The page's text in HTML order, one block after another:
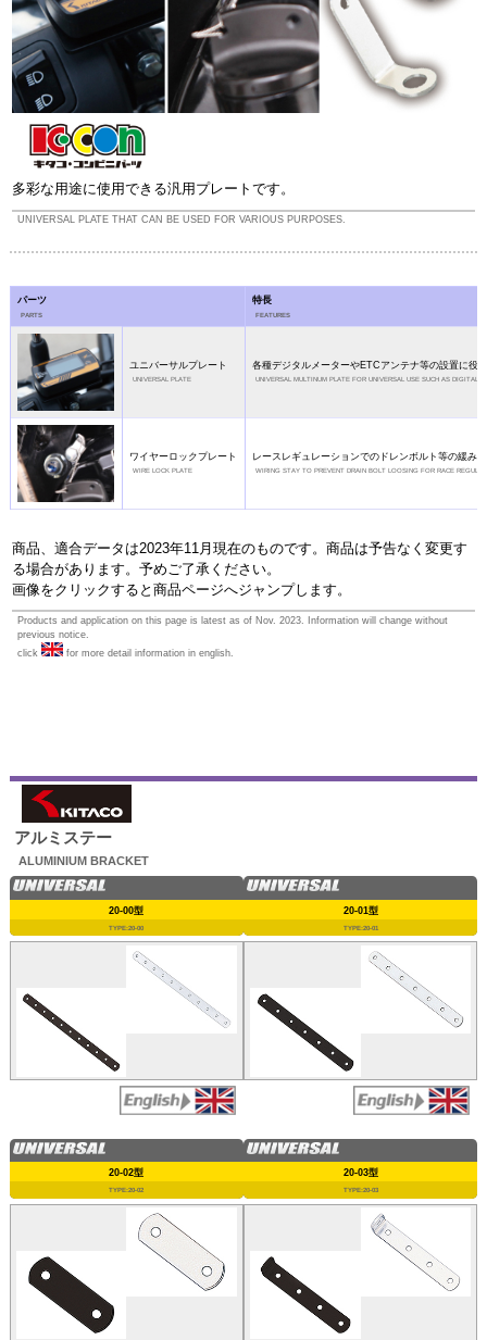
多彩な用途に使用できる汎用プレートです。
UNIVERSAL PLATE THAT CAN BE USED FOR VARIOUS PURPOSES.
パーツ
PARTS
特長
FEATURES
ユニバーサルプレート
UNIVERSAL PLATE
各種デジタルメーターやETCアンテナ等の設置に役
UNIVERSAL MULTINUM PLATE FOR UNIVERSAL USE SUCH AS DIGITAL
ワイヤーロックプレート
WIRE LOCK PLATE
レースレギュレーションでのドレンボルト等の緩み
WIRING STAY TO PREVENT DRAIN BOLT LOOSING FOR RACE
商品、適合データは2023年11月現在のものです。商品は予告なく変更す
る場合があります。予めご了承ください。
画像をクリックすると商品ページへジャンプします。
Products and application on this page is latest as of Nov. 2023. Information will change without
previous notice.
click
for more detail information in english.
アルミステー
ALUMINIUM BRACKET
20-00型
TYPE:20-00
20-01型
TYPE:20-01
20-02型
TYPE:20-02
20-03型
TYPE:20-03